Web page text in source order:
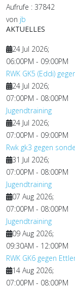
Aufrufe : 37842
von jb
AKTUELLES
24 Jul 2026;
06:00PM - 09:00PM
RWK GK5 (Eddi)
24 Jul 2026;
07:00PM - 08:00PM
Jugendtraining
24 Jul 2026;
07:00PM - 09:00PM
Rwk gk3 gegen
31 Jul 2026;
07:00PM - 08:00PM
Jugendtraining
07 Aug 2026;
07:00PM - 08:00PM
Jugendtraining
09 Aug 2026;
09:30AM - 12:00PM
RWK GK6 gegen
14 Aug 2026;
07:00PM - 08:00PM